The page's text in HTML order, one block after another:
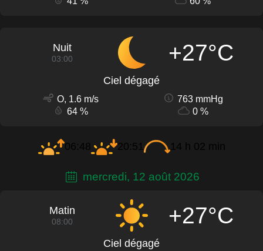
Nuit
03:00 +27°C
Ciel dégagé
O, 1.6 m/s
763 mmHg
64 %
0 %
06:48 20:51 14 h 02 min
mercredi, 12 août 2026
Matin
08:00 +27°C
Ciel dégagé